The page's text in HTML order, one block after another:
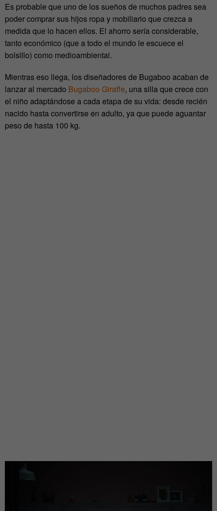
Es probable que uno de los sueños de muchos padres sea
poder comprar sus hijos ropa y mobiliario que crezca a
medida que lo hacen ellos. El ahorro sería considerable,
tanto económico (que a todo el mundo le escuece el
bolsillo) como medioambiental.
Mientras eso llega, los diseñadores de Bugaboo acaban de
lanzar al mercado Bugaboo Giraffe, una silla que crece con
el niño adaptándose a cada etapa de su vida: desde recién
nacido hasta convertirse en adulto, ya que puede aguantar
peso de hasta 100 kg.